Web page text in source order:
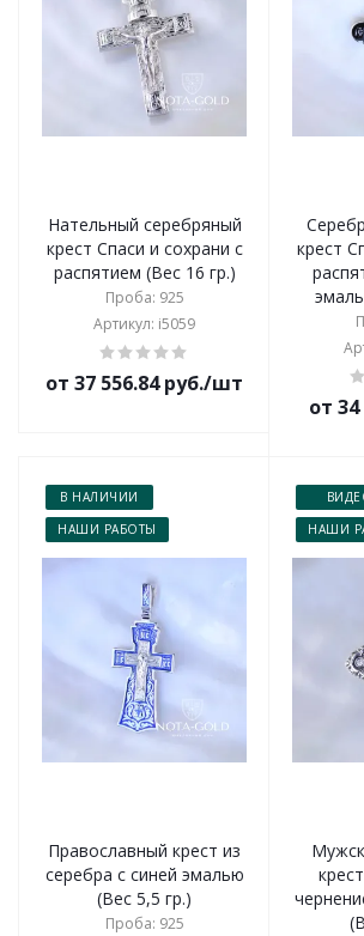
Нательный серебряный
крест Спаси и сохрани с
распятием (Вес 16 гр.)
Проба: 925
Артикул: i5059
от 37 556.84 руб./шт
крест
от
В НАЛИЧИИ
НАШИ РАБОТЫ
Православный крест из
серебра с синей эмалью
(Вес 5,5 гр.)
Проба: 925
НАШИ